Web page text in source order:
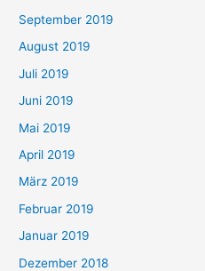
September 2019
August 2019
Juli 2019
Juni 2019
Mai 2019
April 2019
März 2019
Februar 2019
Januar 2019
Dezember 2018